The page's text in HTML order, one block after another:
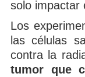
solo impactar
Los
las células
contra la
tumor que